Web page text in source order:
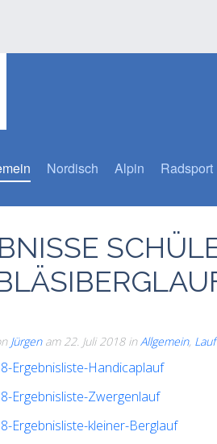
Nordisch Alpin Radsport
Jürgenam 22. Juli 2018inAllgemein, Lauf
Ergebnisliste-Handicaplauf
Ergebnisliste-Zwergenlauf
Ergebnisliste-kleiner-Berglauf